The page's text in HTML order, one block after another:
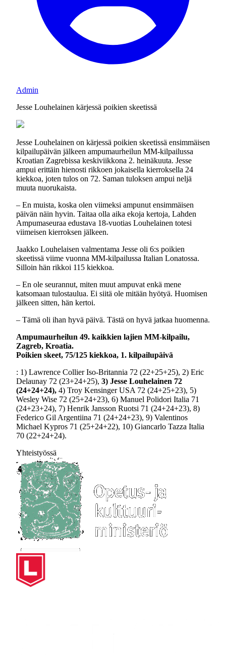
Admin
Jesse Louhelainen kärjessä poikien skeetissä
Jesse Louhelainen on kärjessä poikien skeetissä ensimmäisen
kilpailupäivän jälkeen ampumaurheilun MM-kilpailussa
Kroatian Zagrebissa keskiviikkona 2. heinäkuuta. Jesse
ampui erittäin hienosti rikkoen jokaisella kierroksella 24
kiekkoa, joten tulos on 72. Saman tuloksen ampui neljä
muuta nuorukaista.
– En muista, koska olen viimeksi ampunut ensimmäisen
päivän näin hyvin. Taitaa olla aika ekoja kertoja, Lahden
Ampumaseuraa edustava 18-vuotias Louhelainen totesi
viimeisen kierroksen jälkeen.
Jaakko Louhelaisen valmentama Jesse oli 6:s poikien
skeetissä viime vuonna MM-kilpailussa Italian Lonatossa.
Silloin hän rikkoi 115 kiekkoa.
– En ole seurannut, miten muut ampuvat enkä mene
katsomaan tulostaulua. Ei siitä ole mitään hyötyä. Huomisen
jälkeen sitten, hän kertoi.
– Tämä oli ihan hyvä päivä. Tästä on hyvä jatkaa huomenna.
Ampumaurheilun 49. kaikkien lajien MM-kilpailu,
Zagreb, Kroatia.
Poikien skeet, 75/125 kiekkoa, 1. kilpailupäivä
: 1) Lawrence Collier Iso-Britannia 72 (22+25+25), 2) Eric
Delaunay 72 (23+24+25), 3) Jesse Louhelainen 72
(24+24+24), 4) Troy Kensinger USA 72 (24+25+23), 5)
Wesley Wise 72 (25+24+23), 6) Manuel Polidori Italia 71
(24+23+24), 7) Henrik Jansson Ruotsi 71 (24+24+23), 8)
Federico Gil Argentiina 71 (24+24+23), 9) Valentinos
Michael Kypros 71 (25+24+22), 10) Giancarlo Tazza Italia
70 (22+24+24).
Yhteistyössä